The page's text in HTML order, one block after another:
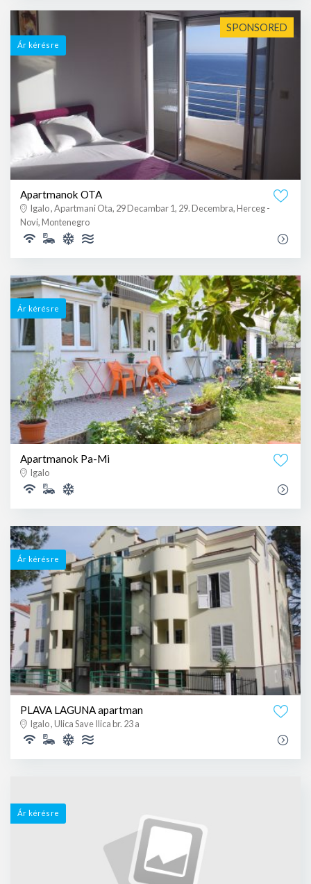
SPONSORED
Ár kérésre
Apartmanok OTA
Igalo , Apartmani Ota, 29 Decambar 1, 29. Decembra, Herceg -
Novi, Montenegro
Ár kérésre
Apartmanok Pa-Mi
Igalo
Ár kérésre
PLAVA LAGUNA apartman
Igalo , Ulica Save Ilica br. 23 a
Ár kérésre